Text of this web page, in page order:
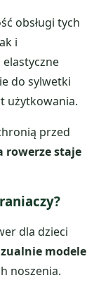
obsługi tych
i
do sylwetki
użytkowania.
przed
rowerze staje
dla dzieci
modele
noszenia.